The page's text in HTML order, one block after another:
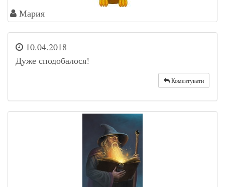
Мария
10.04.2018
Дуже сподобалося!
Коментувати